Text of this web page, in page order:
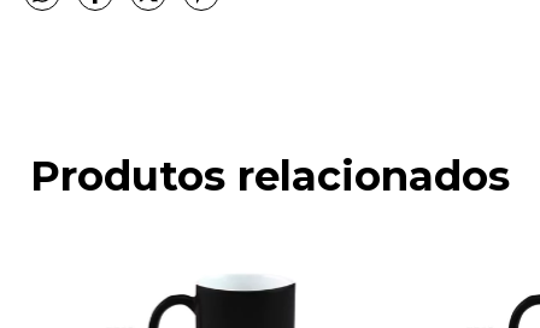
Produtos relacionados